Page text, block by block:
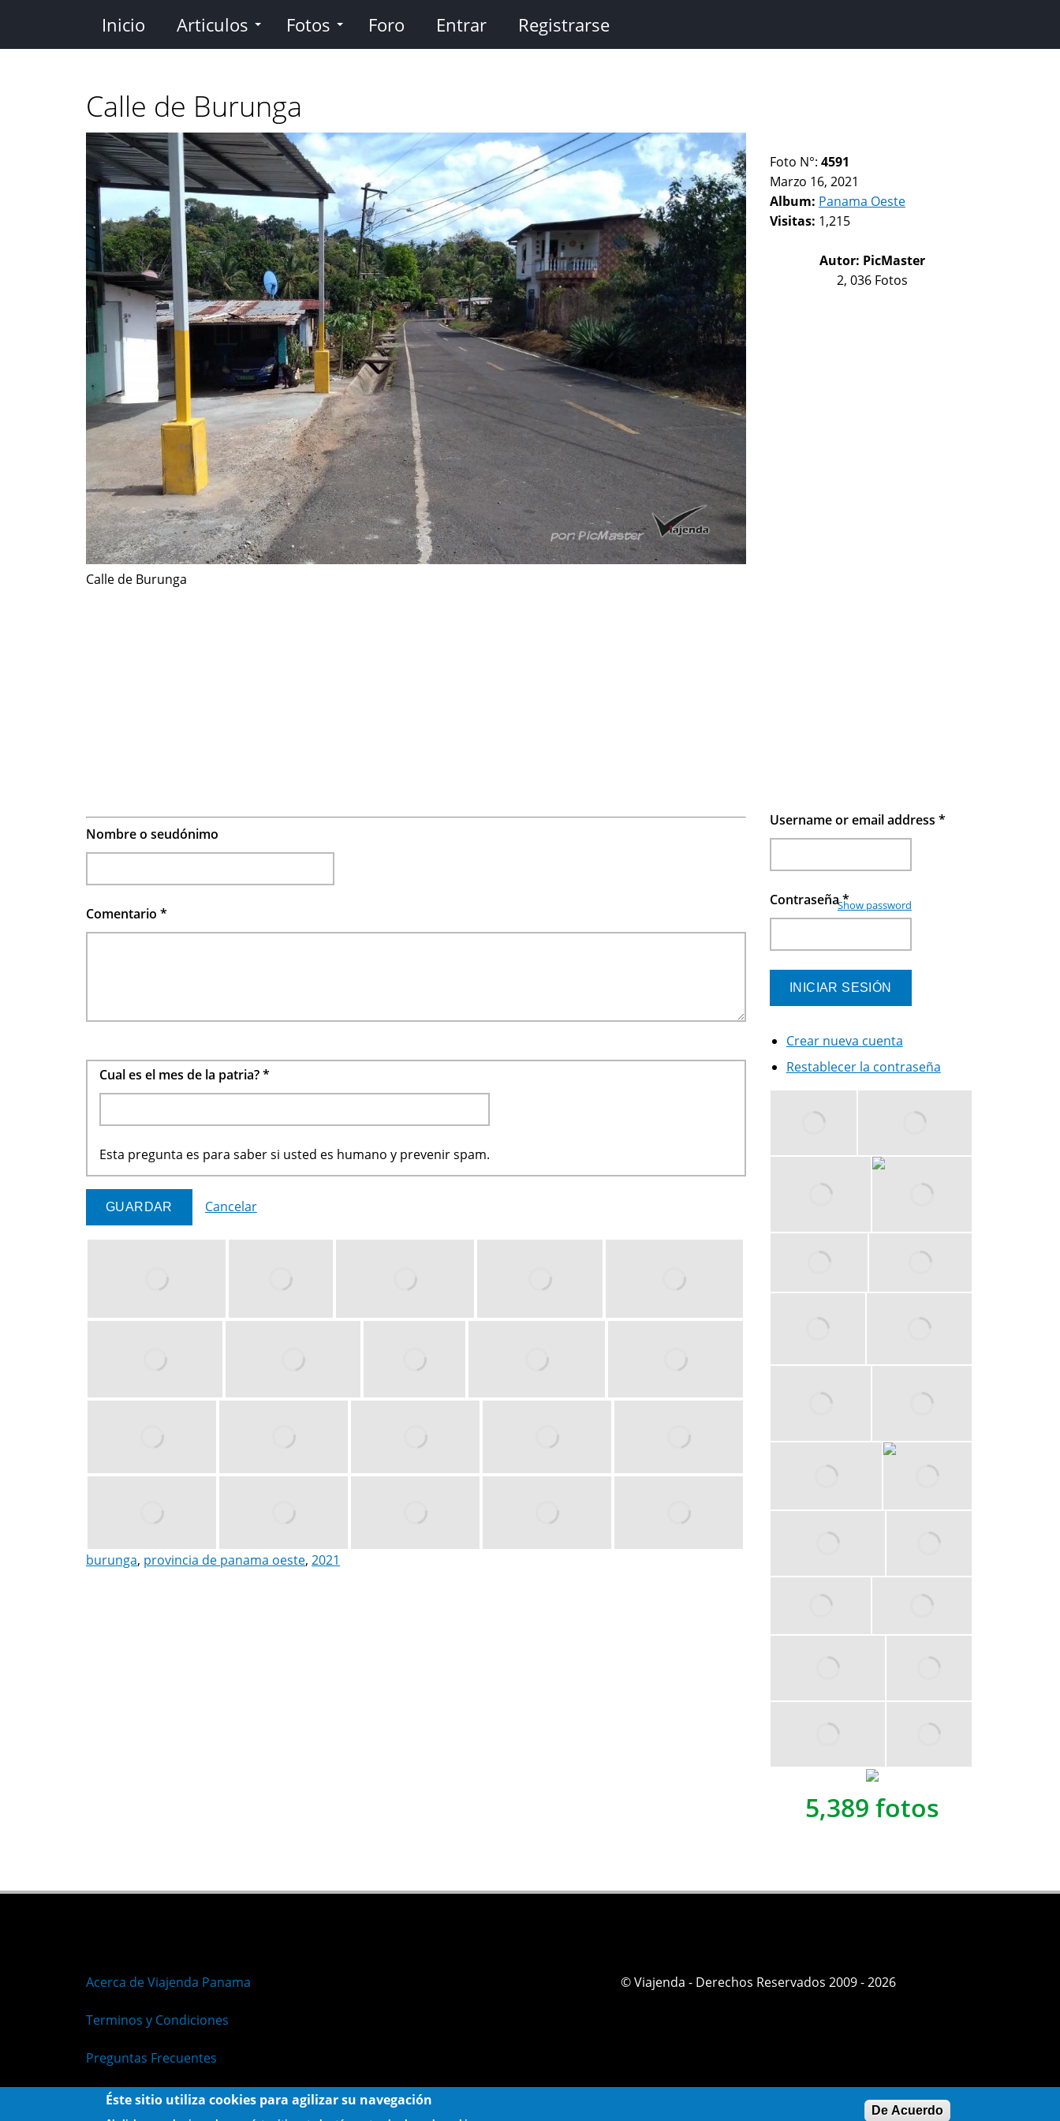
contenido
Inicio Articulos Fotos Foro Entrar Registrarse
Calle de Burunga
Calle de Burunga
Foto N°: 4591
Marzo 16, 2021
Album: Panama Oeste
Visitas: 1,215
Autor: PicMaster
2, 036 Fotos
Nombre o seudónimo
Comentario *
Cual es el mes de la patria?*
Esta pregunta es para saber si usted es humano y prevenir spam.
Cancelar
burunga, provincia de panama oeste, 2021
Username or email address *
Contraseña*
Show password
Crear nueva cuenta
Restablecer la contraseña
5,389 fotos
Acerca de Viajenda Panama
Terminos y Condiciones
Preguntas Frecuentes
Políticas de Privacidad
© Viajenda - Derechos Reservados 2009 - 2026
Éste sitio utiliza cookies para agilizar su navegación
De Acuerdo